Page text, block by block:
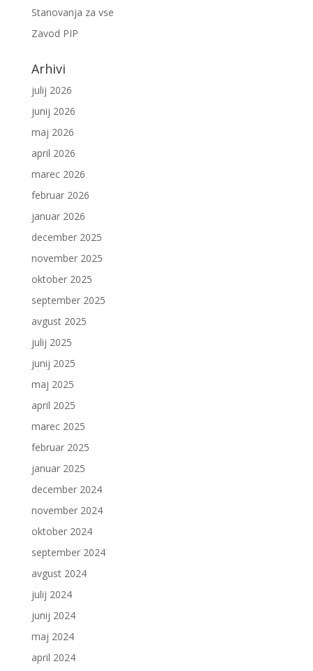
Stanovanja za vse
Zavod PIP
Arhivi
julij 2026
junij 2026
maj 2026
april 2026
marec 2026
februar 2026
januar 2026
december 2025
november 2025
oktober 2025
september 2025
avgust 2025
julij 2025
junij 2025
maj 2025
april 2025
marec 2025
februar 2025
januar 2025
december 2024
november 2024
oktober 2024
september 2024
avgust 2024
julij 2024
junij 2024
maj 2024
april 2024